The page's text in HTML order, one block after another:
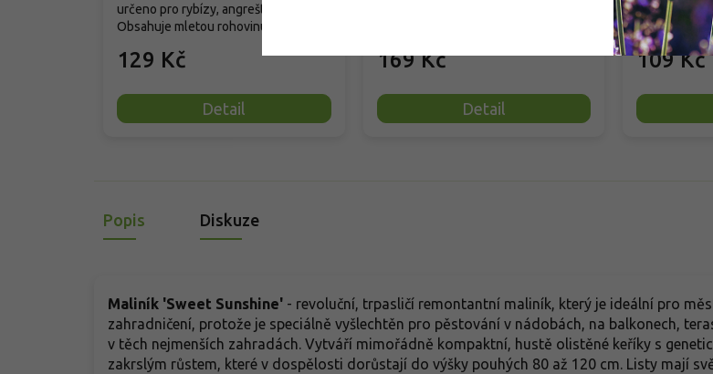
129 Kč
Detail
určeno pro rybízy, angrešty a jostu.
Obsahuje mletou rohovinu...
169 Kč
Detail
109 Kč
hnojivo pro
jahod, malin,
Popis Diskuze
Maliník 'Sweet Sunshine' - revoluční, trpasličí remontantní maliník, který je ideální pro
zahradničení, protože je speciálně vyšlechtěn pro pěstování v nádobách, na balkonech,
v těch nejmenších zahradách. Vytváří mimořádně kompaktní, hustě olistěné keříky s
zakrslým růstem, které v dospělosti dorůstají do výšky pouhých 80 až 120 cm. Listy mají